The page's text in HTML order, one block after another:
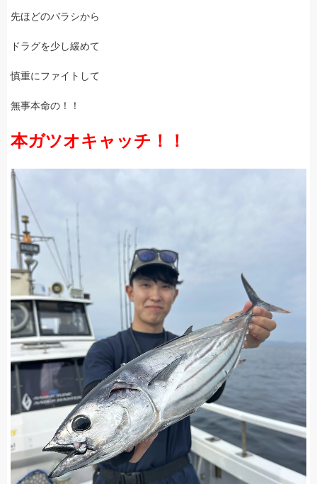
先ほどのバラシから
ドラグを少し緩めて
慎重にファイトして
無事本命の！！
本ガツオキャッチ！！